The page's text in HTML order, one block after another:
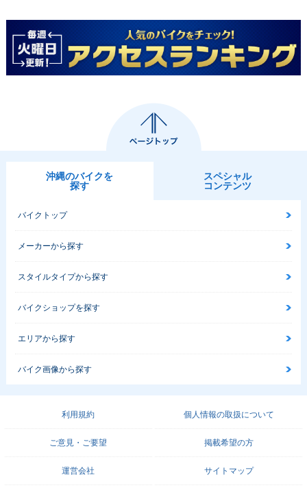
沖縄のバイクを
探す
スペシャル
コンテンツ
バイクトップ
メーカーから探す
スタイルタイプから探す
バイクショップを探す
エリアから探す
バイク画像から探す
利用規約 個人情報の取扱について
ご意見・ご要望 掲載希望の方
運営会社 サイトマップ